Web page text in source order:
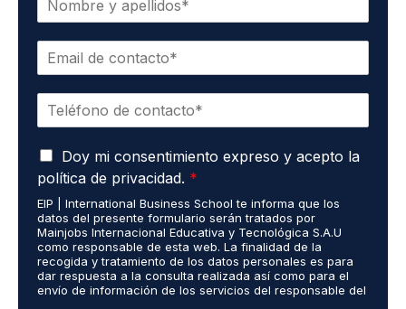
e
l
c
t
r
ó
n
é
f
o
n
o
*
A
c
u
e
r
d
o
R
G
Doy mi consentimiento expreso y acepto la
política de privacidad. *
EIP | International Business School te informa que los
datos del presente formulario serán tratados por
Mainjobs Internacional Educativa y Tecnológica S.A.U
como responsable de esta web. La finalidad de la
recogida y tratamiento de los datos personales es para
dar respuesta a la consulta realizada así como para el
envío de información de los servicios del responsable del